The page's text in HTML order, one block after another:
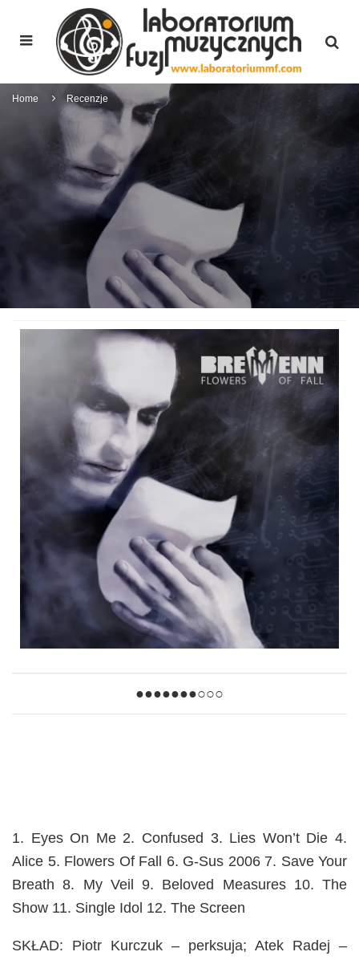
Home Recenzje
●●●●●●●○○○
1. Eyes On Me 2. Confused 3. Lies Won’t Die 4.
Alice 5. Flowers Of Fall 6. G-Sus 2006 7. Save Your
Breath 8. My Veil 9. Beloved Measures 10. The
Show 11. Single Idol 12. The Screen
SKŁAD: Piotr Kurczuk – perksuja; Atek Radej –